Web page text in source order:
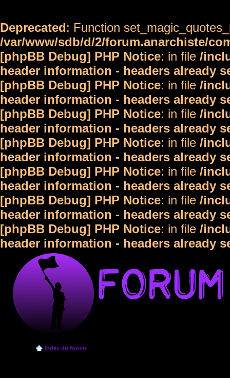
Deprecated: Function
/var/www/sdb/d/2/forum.anarchiste/
[phpBB Debug] PHP Notice: in file /
header information - headers already
[phpBB Debug] PHP Notice: in file /
header information - headers already
[phpBB Debug] PHP Notice: in file /
header information - headers already
[phpBB Debug] PHP Notice: in file /
header information - headers already
[phpBB Debug] PHP Notice: in file /
header information - headers already
[phpBB Debug] PHP Notice: in file /
header information - headers already
[phpBB Debug] PHP Notice: in file /
header information - headers already
Index du forum